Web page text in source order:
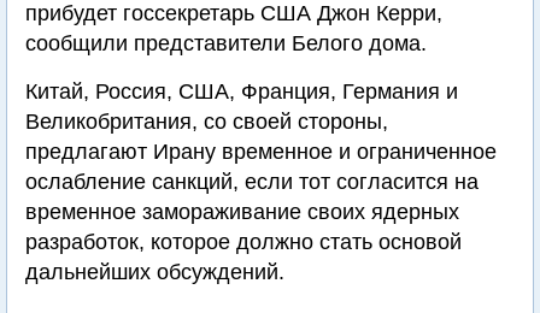
прибудет госсекретарь США Джон Керри,
сообщили представители Белого дома.
Китай, Россия, США, Франция, Германия и
Великобритания, со своей стороны,
предлагают Ирану временное и ограниченное
ослабление санкций, если тот согласится на
временное замораживание своих ядерных
разработок, которое должно стать основой
дальнейших обсуждений.